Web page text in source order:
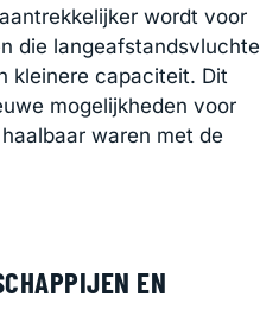
wordt voor
die
kleinere capaciteit. Dit
mogelijkheden voor
waren met de
EN